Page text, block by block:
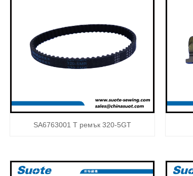
SA6763001 Т ремък 320-5GT